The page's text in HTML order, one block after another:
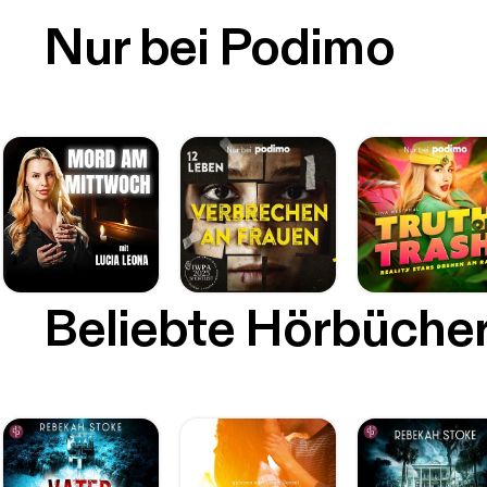
Nur bei Podimo
Beliebte